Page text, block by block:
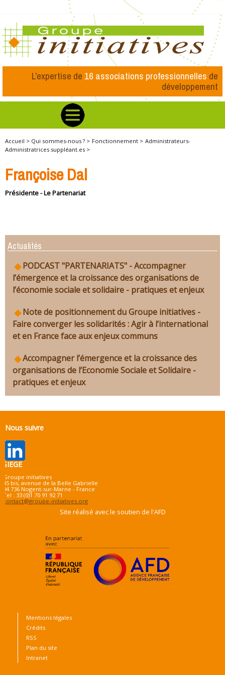
L’expertise de 16 associations professionnelles de
développement
Accueil > Qui sommes-nous ? > Fonctionnement > Administrateurs-
Administratrices suppléant.es >
Françoise Dal
Présidente - Le Partenariat
Actualités
PODCAST "PARTENARIATS" - Accompagner
l’émergence et la croissance des organisations de
l’économie sociale et solidaire - pratiques et enjeux
Note de positionnement du Groupe initiatives -
Faire converger les solidarités : Agir à l’international
et en France face aux enjeux communs
Accompagner l’émergence et la croissance des
organisations de l’Economie Sociale et Solidaire -
pratiques et enjeux
Nous suivre
SIEGE
Groupe initiatives
45 bis, avenue de la Belle Gabrielle
94 736 Nogent-sur-Marne - France
Tel : 33 (0)1 70 91 92 71
contact@groupe-initiatives.org
Site réalisé avec le soutien de l'AFD
Mentions légales
Crédits
RSS
Plan du site
Intranet